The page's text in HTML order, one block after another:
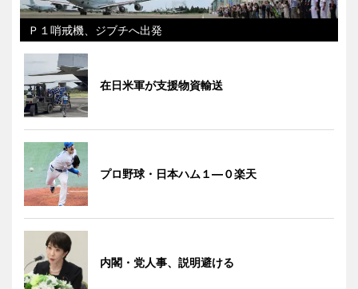
Ｐ１哨戒機、ジブチへ出発
在日米軍が支援物資輸送
プロ野球・日本ハム１―０楽天
内閣・党人事、説明避ける